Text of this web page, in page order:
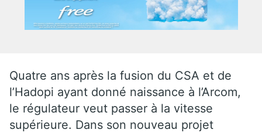
Quatre ans après la fusion du CSA et de
l’Hadopi ayant donné naissance à l’Arcom,
le régulateur veut passer à la vitesse
supérieure. Dans son nouveau projet